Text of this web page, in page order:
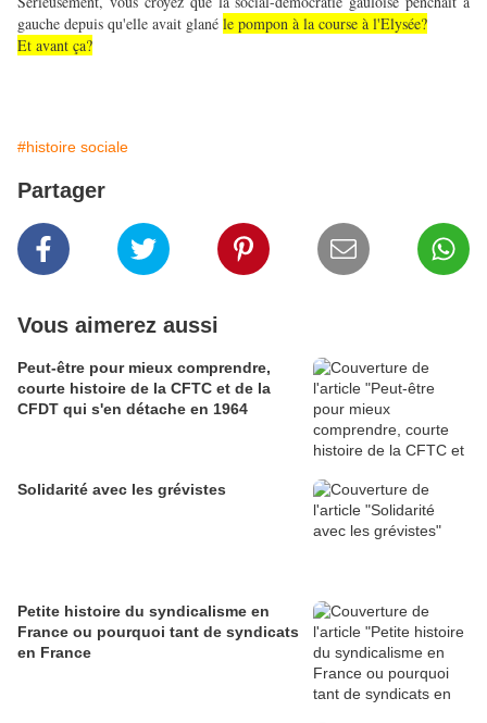
gauche depuis qu'elle avait glané le pompon à la course à l'Elysée?
Et avant ça?
#histoire sociale
Partager
Vous aimerez aussi
Peut-être pour mieux comprendre,
courte histoire de la CFTC et de la
CFDT qui s'en détache en 1964
Solidarité avec les grévistes
Petite histoire du syndicalisme en
France ou pourquoi tant de syndicats
en France